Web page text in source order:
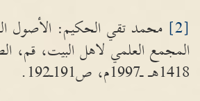
[2]
محمد تقي الحكيم: الأصول
المجمع العلمي لاهل البيت، قم،
1418هـ ـ1997م، ص191ـ192.